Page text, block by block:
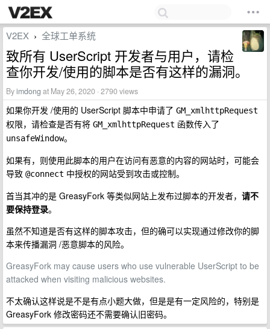
V2EX › 全球工单系统
致所有 UserScript 开发者与用户，请检
查你开发/使用的脚本是否有这样的漏洞。
Byimdong at May 26, 2020 · 2790 views
如果你开发 /使用的 UserScript 脚本中申请了 GM_xmlhttpRequest
权限，请检查是否有将 GM_xmlhttpRequest 函数传入了
unsafeWindow。
如果有，则使用此脚本的用户在访问有恶意的内容的网站时，可能会
导致 @connect 中授权的网站受到攻击或控制。
首当其冲的是 GreasyFork 等类似网站上发布过脚本的开发者， 请不
要保持登录。
虽然不知道是否有这样的脚本攻击，但的确可以实现通过修改你的脚
本来传播漏洞 /恶意脚本的风险。
GreasyFork may cause users who use vulnerable UserScript to be
attacked when visiting malicious websites.
不太确认这样说是不是有点小题大做，但是是有一定风险的，特别是
GreasyFork 修改密码还不需要确认旧密码。